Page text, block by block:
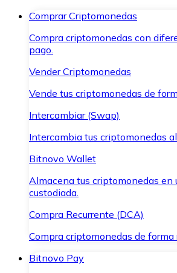
Comprar Criptomonedas
Compra criptomonedas con
pago.
Vender Criptomonedas
Vende tus criptomonedas de
Intercambiar (Swap)
Intercambia tus criptomonedas
Bitnovo Wallet
Almacena tus criptomonedas en
custodiada.
Compra Recurrente (DCA)
Compra criptomonedas de forma
Bitnovo Pay